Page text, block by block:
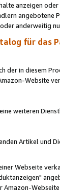
anzeigen
anderweitig
für das
der in diesem
Website
weiteren
Artikel und
Webseite
Amazon-